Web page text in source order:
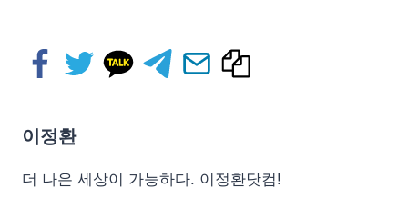
이정환
더 나은 세상이 가능하다. 이정환닷컴!